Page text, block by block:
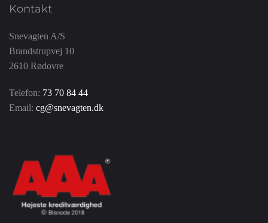
Kontakt
Snevagten A/S
Brandstrupvej 10
2610 Rødovre
Telefon: 73 70 84 44
Email: cg@snevagten.dk